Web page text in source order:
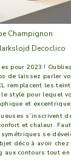
Champignon
Decoclico
pour 2023 !
de laissez parler
remplacent les
style pour lequel
et excentrique.
s’inscrivent
et chaleur.
se
déco à avoir
aux contours tout